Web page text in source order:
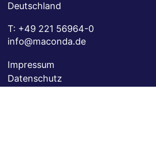
Deutschland
T: +49 221 56964-0
info@maconda.de
Impressum
Datenschutz